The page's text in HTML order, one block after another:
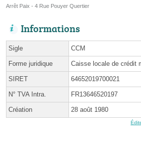
Arrêt Paix - 4 Rue Pouyer Quertier
Informations
Sigle CCM
Forme juridique Caisse locale de crédit
SIRET 64652019700021
N° TVA Intra. FR13646520197
Création 28 août 1980